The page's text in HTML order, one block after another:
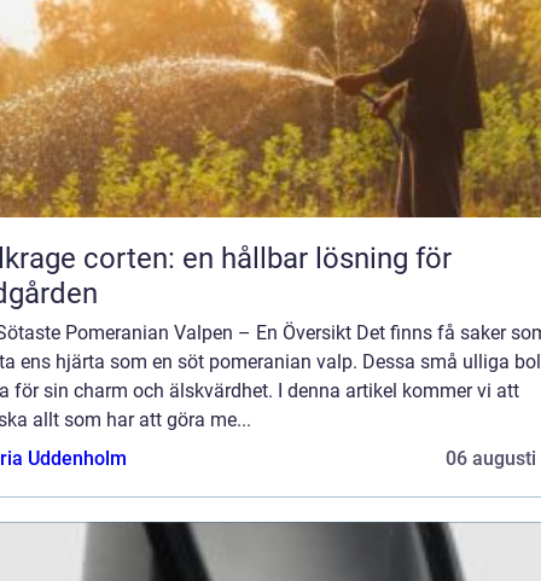
corten: en hållbar lösning för
Pomeranian Valpen – En Översikt Det finns få saker
ens hjärta som en söt pomeranian valp. Dessa små ulliga
för sin charm och älskvärdhet. I denna artikel kommer vi att
allt som har att göra me...
Uddenholm
06 augusti